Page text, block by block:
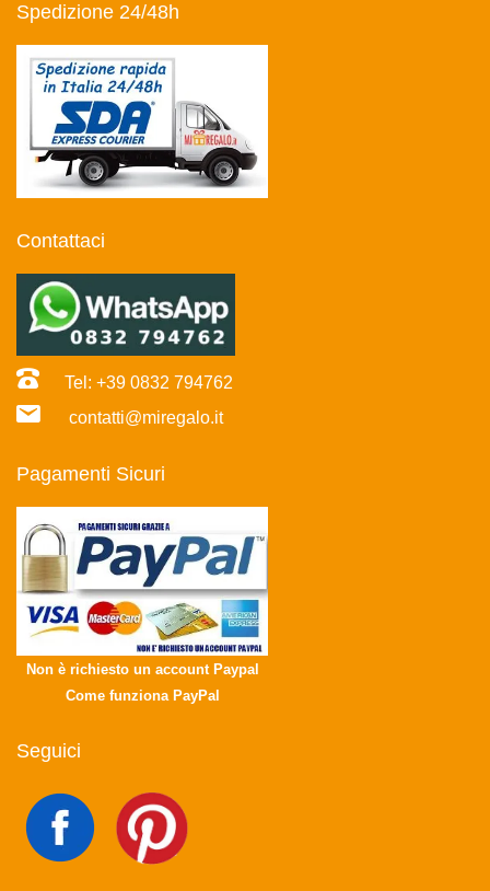
Spedizione 24/48h
Contattaci
Tel: +39 0832 794762
contatti@miregalo.it
Pagamenti Sicuri
Non è richiesto un account Paypal
Come funziona PayPal
Seguici